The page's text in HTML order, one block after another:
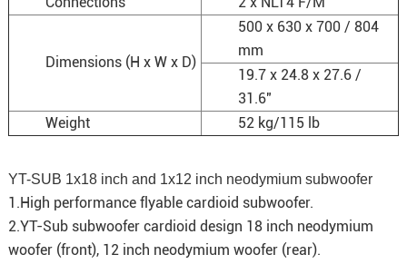
Dimensions (H x W x D)
500 x 630 x 700 / 804
mm
19.7 x 24.8 x 27.6 /
31.6"
Weight
52 kg/115 lb
YT-SUB 1x18 inch and 1x12 inch neodymium subwoofer
1.High performance flyable cardioid subwoofer.
2.YT-Sub subwoofer cardioid design 18 inch neodymium
woofer (front), 12 inch neodymium woofer (rear).